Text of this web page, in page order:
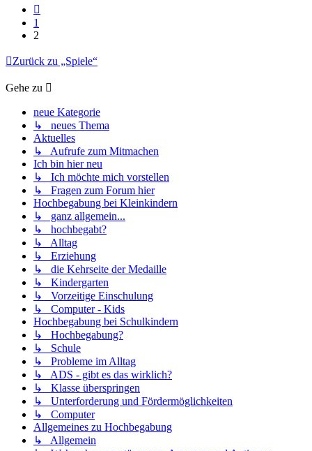
1
2
Zurück zu „Spiele“
Gehe zu
neue Kategorie
↳ neues Thema
Aktuelles
↳ Aufrufe zum Mitmachen
Ich bin hier neu
↳ Ich möchte mich vorstellen
↳ Fragen zum Forum hier
Hochbegabung bei Kleinkindern
↳ ganz allgemein...
↳ hochbegabt?
↳ Alltag
↳ Erziehung
↳ die Kehrseite der Medaille
↳ Kindergarten
↳ Vorzeitige Einschulung
↳ Computer - Kids
Hochbegabung bei Schulkindern
↳ Hochbegabung?
↳ Schule
↳ Probleme im Alltag
↳ ADS - gibt es das wirklich?
↳ Klasse überspringen
↳ Unterforderung und Fördermöglichkeiten
↳ Computer
Allgemeines zu Hochbegabung
↳ Allgemein